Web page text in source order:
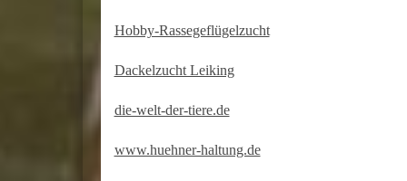
Hobby-Rassegeflügelzucht
Dackelzucht Leiking
die-welt-der-tiere.de
www.huehner-haltung.de